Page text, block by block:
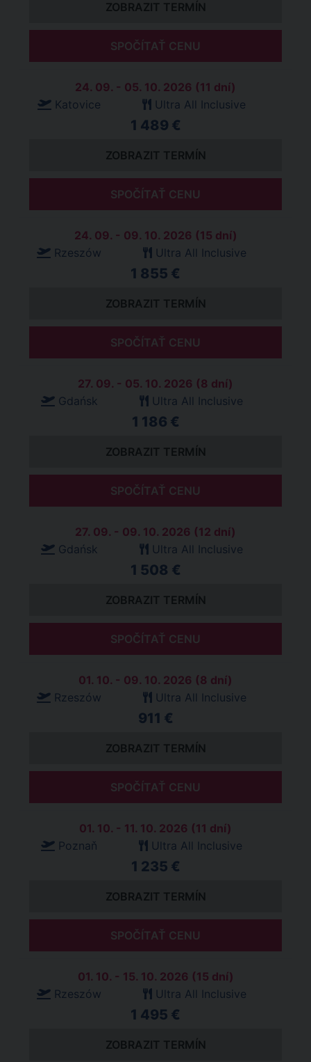
ZOBRAZIT TERMÍN
SPOČÍTAŤ CENU
24. 09. - 05. 10. 2026 (11 dní)
Katovice
Ultra All Inclusive
1 489 €
ZOBRAZIT TERMÍN
SPOČÍTAŤ CENU
24. 09. - 09. 10. 2026 (15 dní)
Rzeszów
Ultra All Inclusive
1 855 €
ZOBRAZIT TERMÍN
SPOČÍTAŤ CENU
27. 09. - 05. 10. 2026 (8 dní)
Gdańsk
Ultra All Inclusive
1 186 €
ZOBRAZIT TERMÍN
SPOČÍTAŤ CENU
27. 09. - 09. 10. 2026 (12 dní)
Gdańsk
Ultra All Inclusive
1 508 €
ZOBRAZIT TERMÍN
SPOČÍTAŤ CENU
01. 10. - 09. 10. 2026 (8 dní)
Rzeszów
Ultra All Inclusive
911 €
ZOBRAZIT TERMÍN
SPOČÍTAŤ CENU
01. 10. - 11. 10. 2026 (11 dní)
Poznaň
Ultra All Inclusive
1 235 €
ZOBRAZIT TERMÍN
SPOČÍTAŤ CENU
01. 10. - 15. 10. 2026 (15 dní)
Rzeszów
Ultra All Inclusive
1 495 €
ZOBRAZIT TERMÍN